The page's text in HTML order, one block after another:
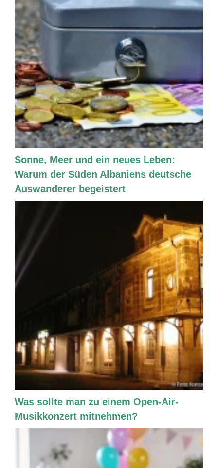
Sonne, Meer und ein neues Leben:
Warum der Süden Albaniens deutsche
Auswanderer begeistert
Was sollte man zu einem Open-Air-
Musikkonzert mitnehmen?